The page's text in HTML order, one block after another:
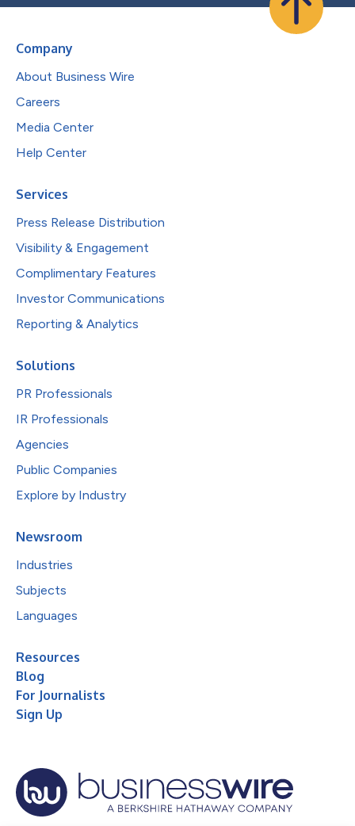
Company
About Business Wire
Careers
Media Center
Help Center
Services
Press Release Distribution
Visibility & Engagement
Complimentary Features
Investor Communications
Reporting & Analytics
Solutions
PR Professionals
IR Professionals
Agencies
Public Companies
Explore by Industry
Newsroom
Industries
Subjects
Languages
Resources
Blog
For Journalists
Sign Up